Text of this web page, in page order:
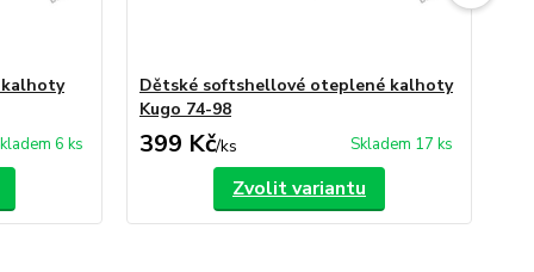
6 ks
Dětské softshellové oteplené kalhoty
Kugo 74-98
399 Kč/ks Skladem 17 ks
Zvolit variantu